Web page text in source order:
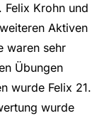
Krohn und
Aktiven
waren sehr
Übungen
wurde Felix 21.
wurde